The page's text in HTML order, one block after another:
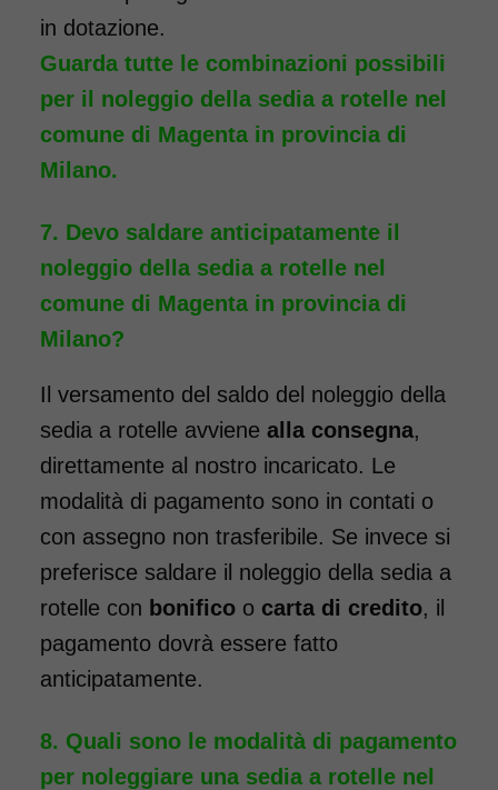
essere dotata di pedane
elevabili, per chi ha la
necessità, a seguito di un
intervento, di tenere la gamba
sollevata. Il noleggio minimo è
di 7 giorni a partire da 96 euro.
Consegniamo a domicilio in
tutta Italia, contattaci per
maggiori informazioni.
COSTO NOLEGGIO
da 96,00€
SCHEDA COMPLETA
Noleggio Carrozzina
pieghevole transito - Con
reggigambe - Seduta 46
cm
in dotazione.
Guarda tutte le combinazioni possibili
per il noleggio della sedia a rotelle nel
comune di Magenta in provincia di
Milano.
Devo saldare anticipatamente il
noleggio della sedia a rotelle nel
comune di Magenta in provincia di
Milano?
Il versamento del saldo del noleggio della
sedia a rotelle avviene alla consegna,
direttamente al nostro incaricato. Le
modalità di pagamento sono in contati o
con assegno non trasferibile. Se invece si
preferisce saldare il noleggio della sedia a
rotelle con bonifico o carta di credito, il
pagamento dovrà essere fatto
anticipatamente.
Quali sono le modalità di pagamento
per noleggiare una sedia a rotelle nel